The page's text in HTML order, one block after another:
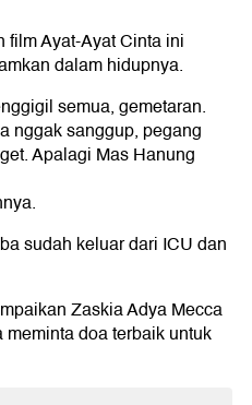
Ayat-Ayat Cinta ini
dalam hidupnya.
semua, gemetaran.
nggak sanggup, pegang
Apalagi Mas Hanung
sudah keluar dari ICU dan
Zaskia Adya Mecca
doa terbaik untuk